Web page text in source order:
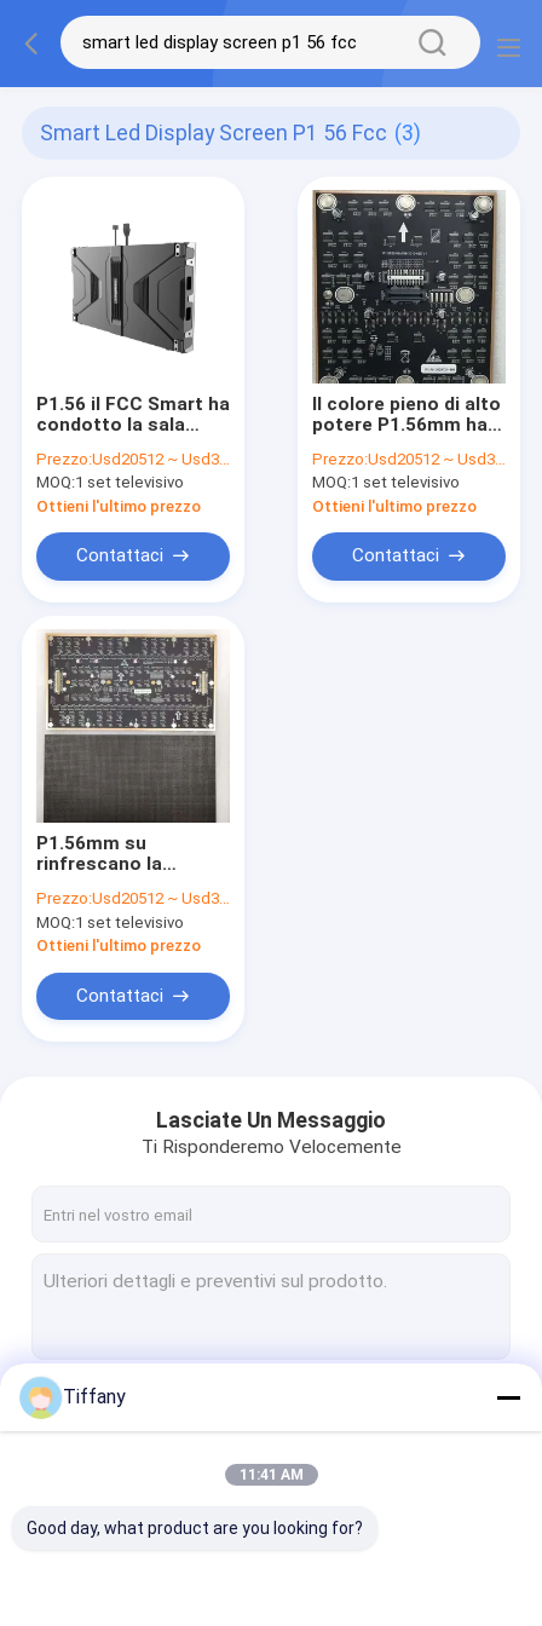
Smart Led Display Screen P1 56 Fcc (3)
P1.56 il FCC Smart ha
condotto la sala
schermo di
visualizzazione 300 a
500nit
Prezzo:Usd20512 ~ Usd31550 / Set ( price is negotiable )
MOQ:1 set televisivo
Ottieni l'ultimo prezzo
Contattaci
Il colore pieno di alto
potere P1.56mm ha
216in
dell'esposizione
135in
Prezzo:Usd20512 ~ Usd31550 / Set ( price is negotiable )
MOQ:1 set televisivo
Ottieni l'ultimo prezzo
Contattaci
P1.56mm su
rinfrescano la
600*337.5mm di Rate
Led Display Cabinet
High
Prezzo:Usd20512 ~ Usd31550 / Set ( price is negotiable )
MOQ:1 set televisivo
Ottieni l'ultimo prezzo
Contattaci
Lasciate Un Messaggio
Ti Risponderemo Velocemente
Tiffany
11:41 AM
Good day, what product are you looking for?